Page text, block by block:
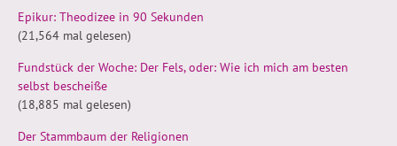
Epikur: Theodizee in 90 Sekunden
(21,564 mal gelesen)
Fundstück der Woche: Der Fels, oder: Wie ich mich am besten
selbst bescheiße
(18,885 mal gelesen)
Der Stammbaum der Religionen